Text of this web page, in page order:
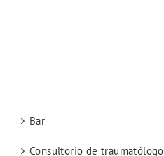
Bar
Consultorio de traumatólogo